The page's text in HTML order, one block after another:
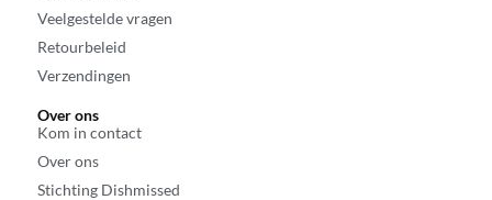
Veelgestelde vragen
Retourbeleid
Verzendingen
Over ons
Kom in contact
Over ons
Stichting Dishmissed